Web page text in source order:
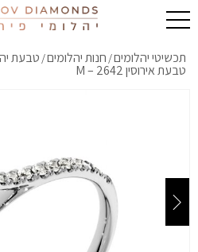
תכשיטי יהלומים/ חנות יהלומים/ טבעת
טבעת אירוסין M – 2642